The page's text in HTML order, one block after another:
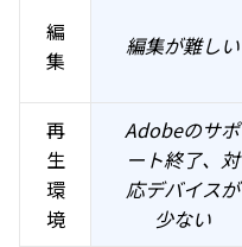
編
集
編集が難しい
再
生
環
境
Adobeのサポ
ート終了、対
応デバイスが
少ない